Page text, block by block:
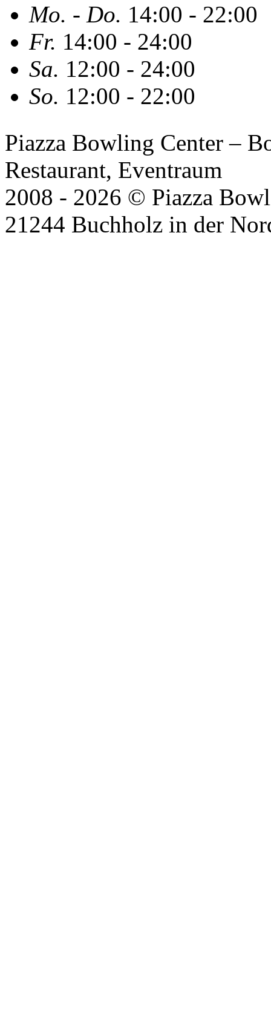
Mo. - Do. 14:00 - 22:00
Fr. 14:00 - 24:00
Sa. 12:00 - 24:00
So. 12:00 - 22:00
Piazza Bowling Center –
Restaurant, Eventraum
2008 - 2026 © Piazza
21244 Buchholz in der